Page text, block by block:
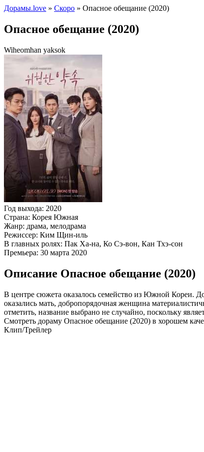
Дорамы.love » Скоро » Опасное обещание (2020)
Опасное обещание (2020)
Wiheomhan yaksok
Год выхода: 2020
Страна: Корея Южная
Жанр: драма, мелодрама
Режиссер: Ким Щин-иль
В главных ролях: Пак Ха-на, Ко Сэ-вон, Кан Тхэ-сон
Премьера: 30 марта 2020
Описание Опасное обещание (2020)
В центре сюжета оказалось семейство из Южной Кореи.
оказались мать, добропорядочная женщина
отметить, название выбрано не случайно, поскольку
Смотреть дораму Опасное обещание (2020) в хорошем
Клип/Трейлер